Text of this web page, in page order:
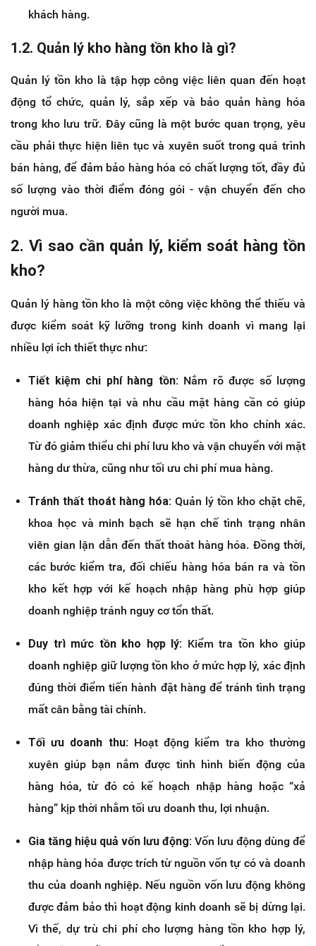
khách hàng.
1.2. Quản lý kho hàng tồn kho là gì?
Quản lý tồn kho là tập hợp công việc liên quan đến hoạt
động tổ chức, quản lý, sắp xếp và bảo quản hàng hóa
trong kho lưu trữ. Đây cũng là một bước quan trọng, yêu
cầu phải thực hiện liên tục và xuyên suốt trong quá trình
bán hàng, để đảm bảo hàng hóa có chất lượng tốt, đầy đủ
số lượng vào thời điểm đóng gói - vận chuyển đến cho
người mua.
2.Vì sao cần quản lý, kiểm soát hàng tồn
kho?
Quản lý hàng tồn kho là một công việc không thể thiếu và
được kiểm soát kỹ lưỡng trong kinh doanh vì mang lại
nhiều lợi ích thiết thực như:
Tiết kiệm chi phí hàng tồn:Nắm rõ được số lượng
hàng hóa hiện tại và nhu cầu mặt hàng cần có giúp
doanh nghiệp xác định được mức tồn kho chính xác.
Từ đó giảm thiểu chi phí lưu kho và vận chuyển với mặt
hàng dư thừa, cũng như tối ưu chi phí mua hàng.
Tránh thất thoát hàng hóa: Quản lý tồn kho chặt chẽ,
khoa học và minh bạch sẽ hạn chế tình trạng nhân
viên gian lận dẫn đến thất thoát hàng hóa. Đồng thời,
các bước kiểm tra, đối chiếu hàng hóa bán ra và tồn
kho kết hợp với kế hoạch nhập hàng phù hợp giúp
doanh nghiệp tránh nguy cơ tổn thất.
Duy trì mức tồn kho hợp lý: Kiểm tra tồn kho giúp
doanh nghiệp giữ lượng tồn kho ở mức hợp lý, xác định
đúng thời điểm tiến hành đặt hàng để tránh tình trạng
mất cân bằng tài chính.
Tối ưu doanh thu:Hoạt động kiểm tra kho thường
xuyên giúp bạn nắm được tình hình biến động của
hàng hóa, từ đó có kế hoạch nhập hàng hoặc “xả
hàng” kịp thời nhằm tối ưu doanh thu, lợi nhuận.
Gia tăng hiệu quả vốn lưu động: Vốn lưu động dùng để
nhập hàng hóa được trích từ nguồn vốn tự có và doanh
thu của doanh nghiệp. Nếu nguồn vốn lưu động không
được đảm bảo thì hoạt động kinh doanh sẽ bị dừng lại.
Vì thế, dự trù chi phí cho lượng hàng tồn kho hợp lý,